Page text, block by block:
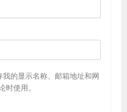
的显示名称、邮箱地址和网
时使用。